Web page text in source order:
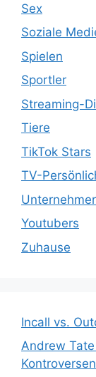
Sex
Soziale
Spielen
Sportler
Streaming-
Tiere
TikTok Stars
TV-
Unternehmer
Youtubers
Zuhause
Incall vs.
Andrew
Kontroversen